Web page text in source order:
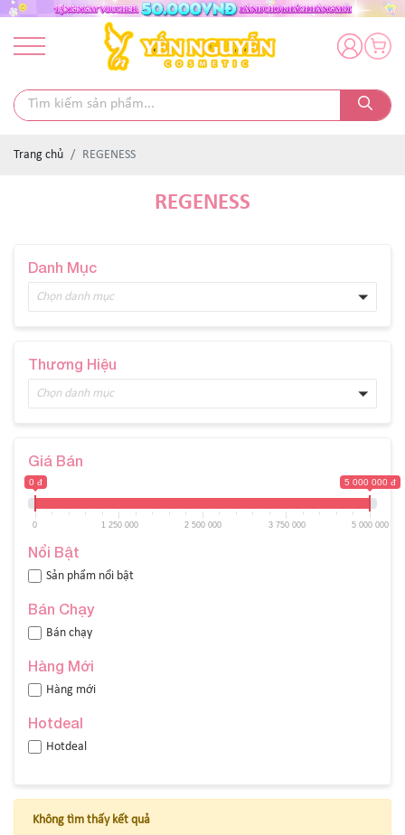
Trang chủ REGENESS
REGENESS
Danh Mục
Chọn danh mục
Thương Hiệu
Chọn danh mục
Giá Bán
0 đ 5 000 000 đ
0 1 250 000 2 500 000 3 750 000 5 000 000
Nổi Bật
Sản phẩm nổi bật
Bán Chạy
Bán chạy
Hàng Mới
Hàng mới
Hotdeal
Hotdeal
Không tìm thấy kết quả